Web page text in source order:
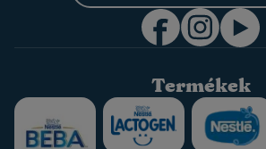
Termékek